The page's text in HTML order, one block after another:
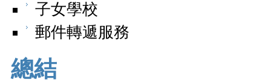
子女學校
郵件轉遞服務
總結